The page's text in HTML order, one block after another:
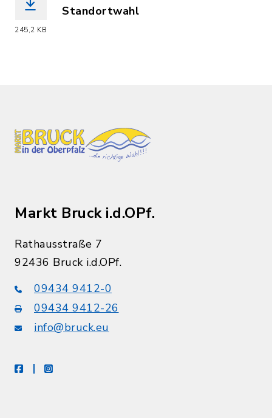
245,2 KB
Standortwahl
Markt Bruck i.d.OPf.
Rathausstraße 7
92436 Bruck i.d.OPf.
09434 9412-0
09434 9412-26
info@bruck.eu
facebookinstagram